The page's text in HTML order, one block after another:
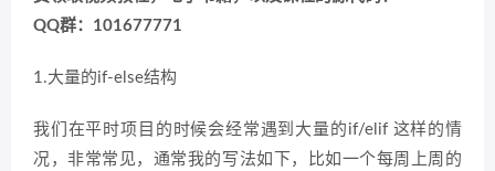
QQ群：101677771
1.大量的if-else结构
我们在平时项目的时候会经常遇到大量的if/elif 这样的情
况，非常常见，通常我的写法如下，比如一个每周上周的